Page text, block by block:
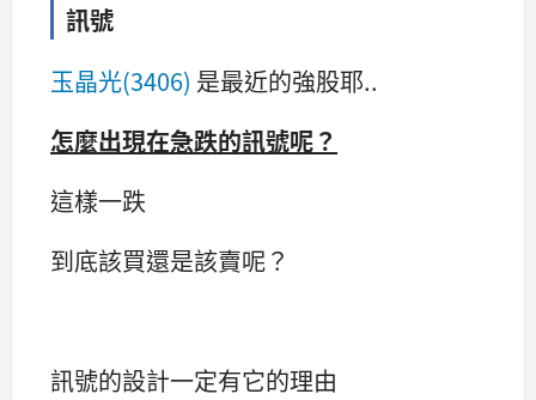
訊號
玉晶光(3406) 是最近的強股耶..
怎麼出現在急跌的訊號呢？
這樣一跌
到底該買還是該賣呢？
訊號的設計一定有它的理由